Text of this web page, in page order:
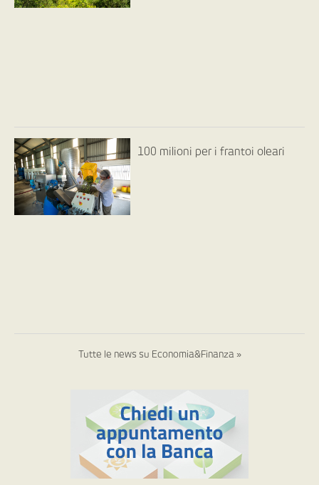
100 milioni per i frantoi oleari
Tutte le news su Economia&Finanza »